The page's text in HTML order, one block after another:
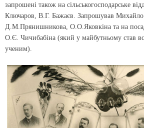
запрошені також на сільськогосподарське
Ключаров, В.Г. Бажаєв. Запрошував Михайло
Д.М.Прянишникова, О.О.Яковкіна та на
О.Є. Чичибабіна (який у майбутньому став
ученим).